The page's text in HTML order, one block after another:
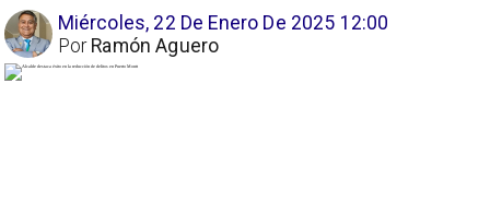
Miércoles, 22 De Enero De 2025 12:00
Ramón Aguero
Por